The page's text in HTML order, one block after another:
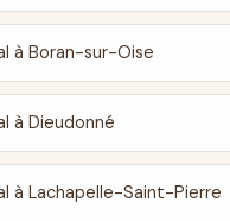
à Boran-sur-Oise
à Dieudonné
à Lachapelle-Saint-Pierre